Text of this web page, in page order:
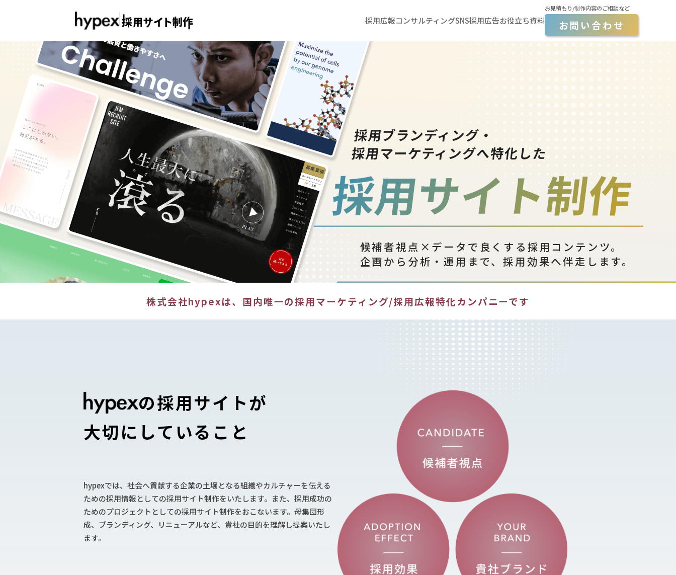
採用広報コンサルティングSNS採用広告お役立ち資料
お見積もり/制作内容のご相談など
お問い合わせ
採用ブランディング・
採用マーケティングへ特化した
採用サイト制作
候補者視点×データで良くする 採用コンテンツ。
企画から分析・運用まで、採用効果へ伴走します。
株式会社hypexは、国内唯一の採用マーケティング/採用広報特化カンパニーです
の採用サイトが
大切にしていること
hypexでは、社会へ貢献する企業の土壌となる組織やカルチャーを伝える
ための採用情報としての採用サイト制作をいたします。また、採用成功の
ためのプロジェクトとしての採用サイト制作をおこないます。母集団形
成、ブランディング、リニューアルなど、貴社の目的を理解し提案いたし
ます。